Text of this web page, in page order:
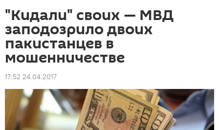
"Кидали" своих — МВД
заподозрило двоих
пакистанцев в
мошенничестве
17:52 24.04.2017